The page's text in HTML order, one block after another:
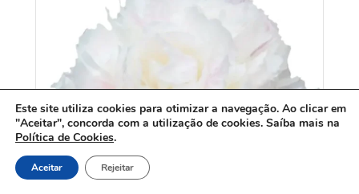
Este site utiliza cookies para otimizar a navegação. Ao clicar em
"Aceitar", concorda com a utilização de cookies. Saíba mais na
Política de Cookies.
Aceitar Rejeitar